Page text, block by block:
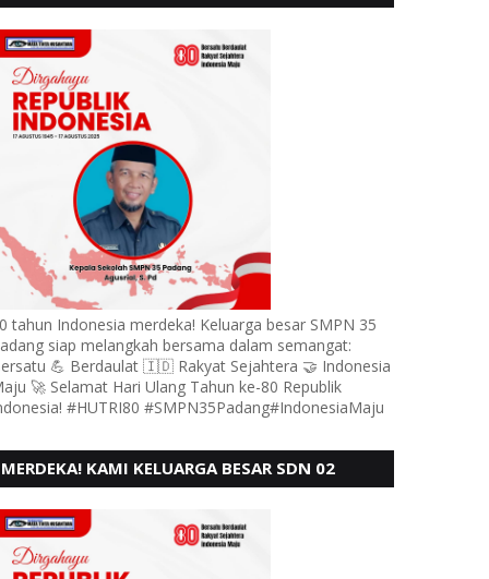
tahun Indonesia merdeka! Keluarga besar SMPN 35
siap melangkah bersama dalam semangat:
💪 Berdaulat 🇮🇩 Rakyat Sejahtera 🤝 Indonesia
🚀 Selamat Hari Ulang Tahun ke-80 Republik
#HUTRI80 #SMPN35Padang#IndonesiaMaju
MERDEKA! KAMI KELUARGA BESAR SDN 02
MENGUCAPKAN HUT RI KE - 80,